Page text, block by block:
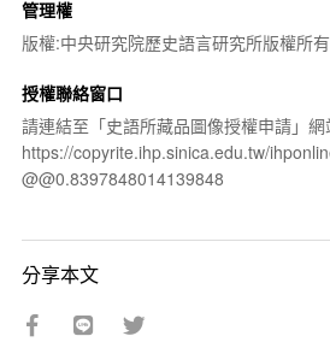
管理權
版權:中央研究院歷史語言研究所版權所有
授權聯絡窗口
請連結至「史語所藏品圖像授權申請」網
https://copyrite.ihp.sinica.edu.tw/
@@0.8397848014139848
分享本文